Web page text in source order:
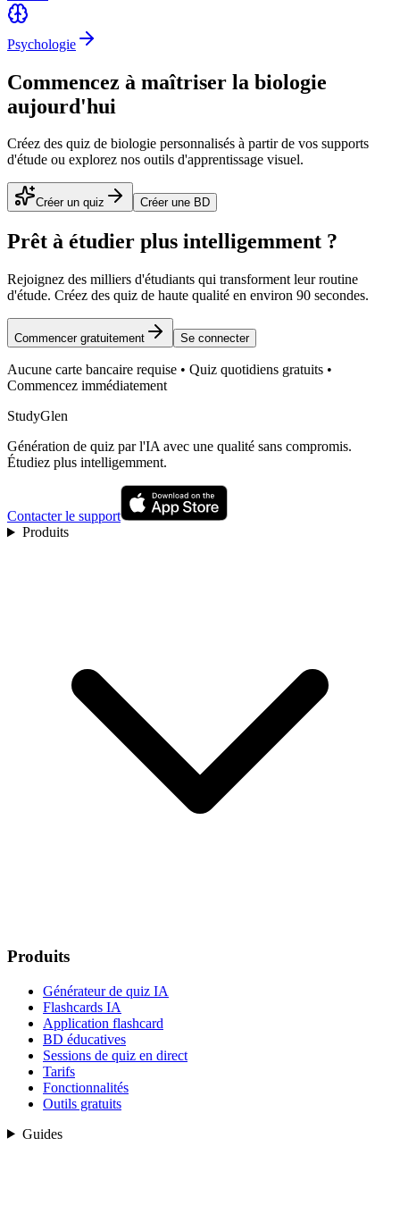
Psychologie
Commencez à maîtriser la biologie
aujourd'hui
Créez des quiz de biologie personnalisés à partir de vos supports
d'étude ou explorez nos outils d'apprentissage visuel.
Créer un quiz Créer une BD
Prêt à étudier plus intelligemment ?
Rejoignez des milliers d'étudiants qui transforment leur routine
d'étude. Créez des quiz de haute qualité en environ 90 secondes.
Commencer gratuitement Se connecter
Aucune carte bancaire requise • Quiz quotidiens gratuits •
Commencez immédiatement
StudyGlen
Génération de quiz par l'IA avec une qualité sans compromis.
Étudiez plus intelligemment.
Contacter le support
Produits
Produits
Générateur de quiz IA
Flashcards IA
Application flashcard
BD éducatives
Sessions de quiz en direct
Tarifs
Fonctionnalités
Outils gratuits
Guides